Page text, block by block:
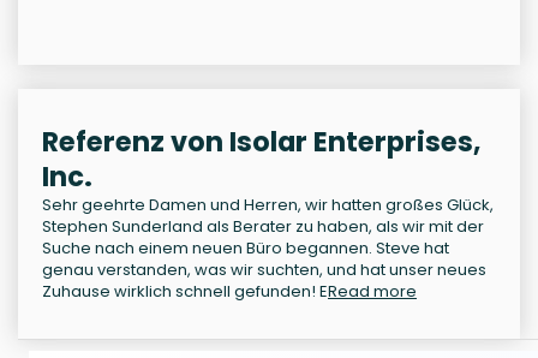
Referenz von Isolar Enterprises,
Inc.
Sehr geehrte Damen und Herren, wir hatten großes Glück,
Stephen Sunderland als Berater zu haben, als wir mit der
Suche nach einem neuen Büro begannen. Steve hat
genau verstanden, was wir suchten, und hat unser neues
Zuhause wirklich schnell gefunden! ERead more